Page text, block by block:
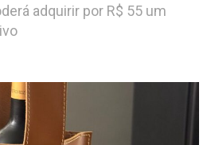
adquirir por R$ 55 um